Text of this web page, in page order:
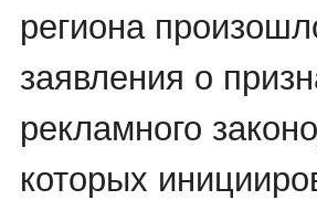
региона
заявления о
рекламного
которых